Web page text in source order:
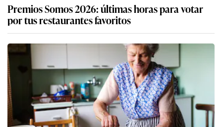
Premios Somos 2026: últimas horas para votar
por tus restaurantes favoritos